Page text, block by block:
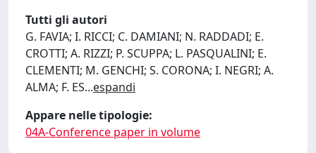
Tutti gli autori
G. FAVIA; I. RICCI; C. DAMIANI; N. RADDADI; E.
CROTTI; A. RIZZI; P. SCUPPA; L. PASQUALINI; E.
CLEMENTI; M. GENCHI; S. CORONA; I. NEGRI; A.
ALMA; F. ES...espandi
Appare nelle tipologie:
04A-Conference paper in volume